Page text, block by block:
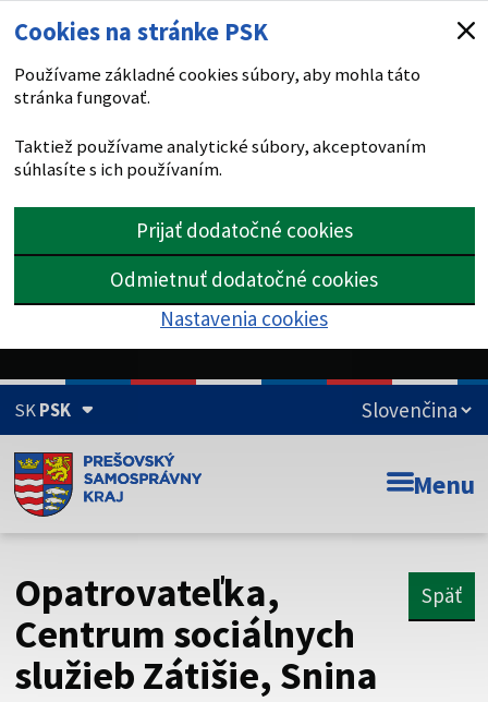
Cookies na stránke PSK
Používame základné cookies súbory, aby mohla táto
stránka fungovať.
Taktiež používame analytické súbory, akceptovaním
súhlasíte s ich používaním.
Prijať dodatočné cookies
Odmietnuť dodatočné cookies
Nastavenia cookies
SKPSK
Doména psk.sk je oficiálna
Toto je oficiálna webová stránka Prešovského
Táto stránka je zabezpečená
Buďte pozorní a vždy sa uistite, že zdieľate informácie iba
cez zabezpečenú webovú stránku. Zabezpečená stránka
Menu
Opatrovateľka,
Centrum sociálnych
služieb Zátišie, Snina
Späť